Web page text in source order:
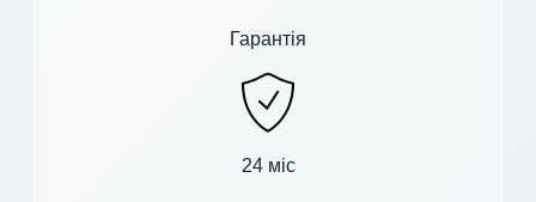
Гарантія
24 міс